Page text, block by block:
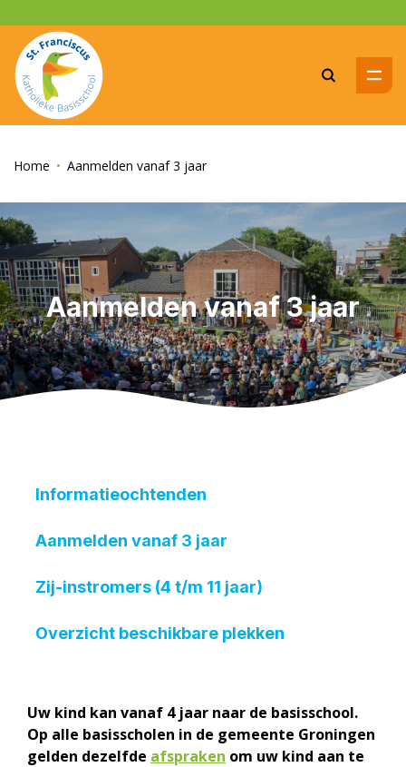
Home Aanmelden vanaf 3 jaar
Aanmelden vanaf 3 jaar
Informatieochtenden
Aanmelden vanaf 3 jaar
Zij-instromers (4 t/m 11 jaar)
Overzicht beschikbare plekken
Uw kind kan vanaf 4 jaar naar de basisschool.
Op alle basisscholen in de gemeente Groningen
gelden dezelfde afspraken om uw kind aan te